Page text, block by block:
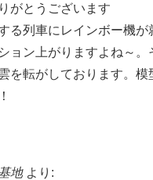
がとうございます
る列車にレインボー機
ョン上がりますよね～
を転がしております。
地 より: